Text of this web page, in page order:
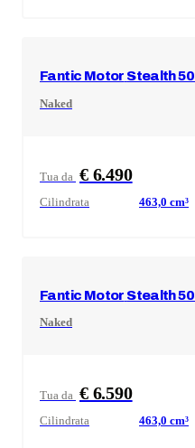
Fantic Motor Stealth
Naked
Tua da € 6.490
Cilindrata 463,0 cm³
Fantic Motor Stealth
Naked
Tua da € 6.590
Cilindrata 463,0 cm³